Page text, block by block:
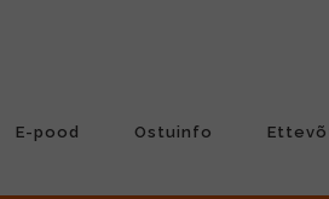
E-pood Ostuinfo